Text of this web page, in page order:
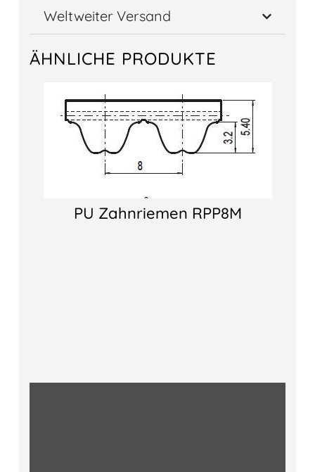
Weltweiter Versand
ÄHNLICHE PRODUKTE
PU Zahnriemen RPP8M